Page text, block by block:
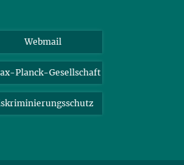
Webmail
Planck-Gesellschaft